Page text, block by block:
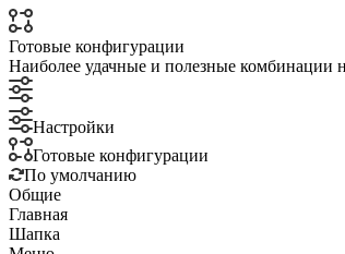
Готовые конфигурации
Наиболее удачные и полезные комбинации
Настройки
Готовые конфигурации
По умолчанию
Общие
Главная
Шапка